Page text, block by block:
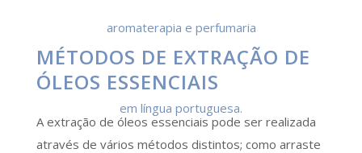
MÉTODOS DE EXTRAÇÃO DE
ÓLEOS ESSENCIAIS
A extração de óleos essenciais pode ser realizada
através de vários métodos distintos; como arraste